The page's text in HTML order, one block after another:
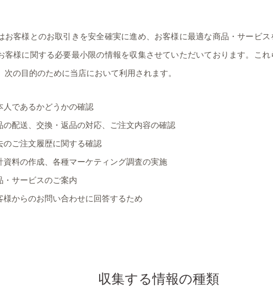
お客様とのお取引きを安全確実に進め、お客様に最適な商品・サービ
客様に関する必要最小限の情報を収集させていただいております。これ
次の目的のために当店において利用されます。
人であるかどうかの確認
の配送、交換・返品の対応、ご注文内容の確認
のご注文履歴に関する確認
資料の作成、各種マーケティング調査の実施
・サービスのご案内
様からのお問い合わせに回答するため
収集する情報の種類